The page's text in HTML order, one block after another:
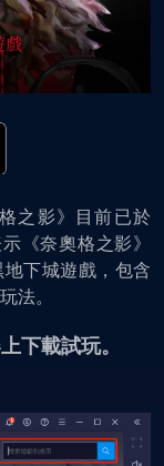
之影》目前已於
《奈奧格之影》
下城遊戲，包含
法。
下載試玩。